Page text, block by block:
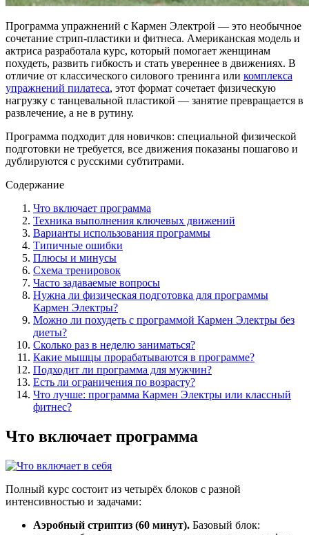
Программа упражнений с Кармен Электрой — это необычное
сочетание стрип-пластики и фитнеса. Американская модель и
актриса разработала курс, который помогает женщинам
похудеть, развить гибкость и стать увереннее в движениях. В
отличие от классического силового тренинга или комплекса
упражнений пилатеса, этот формат сочетает физическую
нагрузку с танцевальной пластикой — занятие превращается в
развлечение, а не в рутину.
Программа подходит для новичков: специальной физической
подготовки не требуется, все движения показаны пошагово и
дублируются с русскими субтитрами.
Содержание
Что включает программа
Техника выполнения ключевых движений
Варианты использования программы
Типичные ошибки
Плюсы и минусы
Схема тренировок
Часто задаваемые вопросы
Нужна ли физическая подготовка для программы
Кармен Электры?
Можно ли похудеть с программой Кармен Электры без
диеты?
Сколько раз в неделю заниматься?
Какие мышцы прорабатываются в программе?
Подходит ли программа для мужчин?
Есть ли ограничения по возрасту?
Что лучше: программа Кармен Электры или классный
фитнес?
Что включает программа
Полный курс состоит из четырёх блоков с разной
интенсивностью и задачами:
Аэробный стриптиз (60 минут). Базовый блок: